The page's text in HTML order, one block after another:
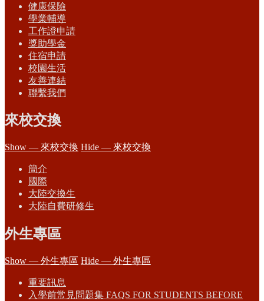
健康保險
學業輔導
工作證申請
獎助學金
住宿申請
校園生活
友善連結
聯繫我們
來校交換
Show — 來校交換 Hide — 來校交換
簡介
國際
大陸交換生
大陸自費研修生
外生專區
Show — 外生專區 Hide — 外生專區
重要訊息
入學前常見問題集 FAQS FOR STUDENTS BEFORE